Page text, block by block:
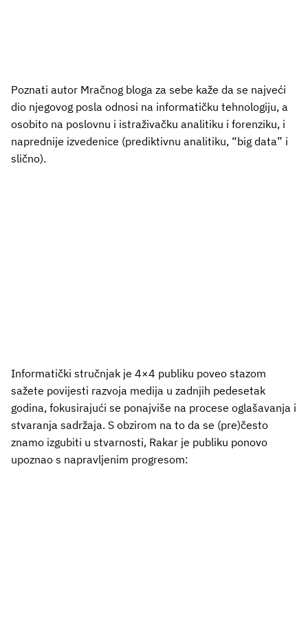
Poznati autor Mračnog bloga za sebe kaže da se najveći
dio njegovog posla odnosi na informatičku tehnologiju, a
osobito na poslovnu i istraživačku analitiku i forenziku, i
naprednije izvedenice (prediktivnu analitiku, “big data” i
slično).
Informatički stručnjak je 4×4 publiku poveo stazom
sažete povijesti razvoja medija u zadnjih pedesetak
godina, fokusirajući se ponajviše na procese oglašavanja i
stvaranja sadržaja. S obzirom na to da se (pre)često
znamo izgubiti u stvarnosti, Rakar je publiku ponovo
upoznao s napravljenim progresom: